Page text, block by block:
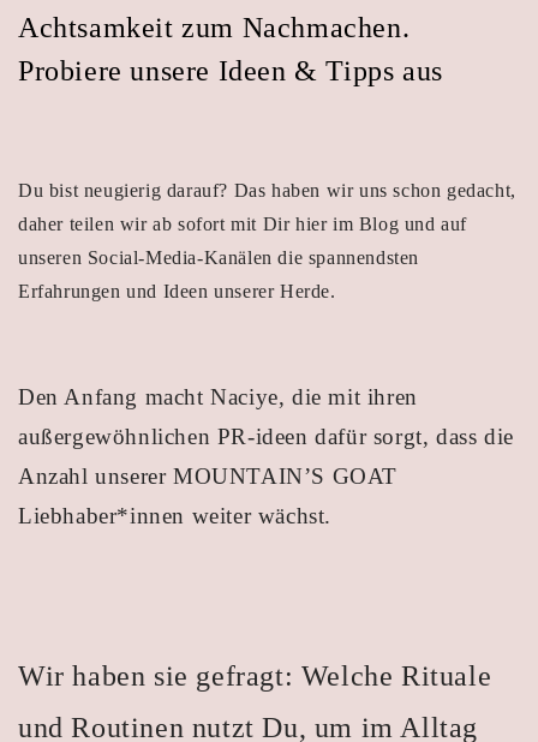
Achtsamkeit zum Nachmachen.
Probiere unsere Ideen & Tipps aus
Du bist neugierig darauf? Das haben wir uns schon gedacht,
daher teilen wir ab sofort mit Dir hier im Blog und auf
unseren Social-Media-Kanälen die spannendsten
Erfahrungen und Ideen unserer Herde.
Den Anfang macht Naciye, die mit ihren
außergewöhnlichen PR-ideen dafür sorgt, dass die
Anzahl unserer MOUNTAIN’S GOAT
Liebhaber*innen weiter wächst.
Wir haben sie gefragt: Welche Rituale
und Routinen nutzt Du, um im Alltag